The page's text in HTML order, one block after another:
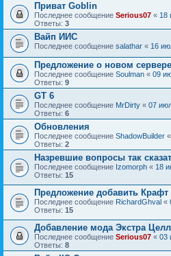
Приват Goblin
Последнее сообщение Serious07 « 18
Ответы: 3
Вайп ИИС
Последнее сообщение salathar « 16
Предложение о новом сервере
Последнее сообщение Soulman « 09
Ответы: 9
GT 6
Последнее сообщение MrDirty « 07
Ответы: 6
Обновления
Последнее сообщение ShadowBuilder «
Ответы: 2
Назревшие вопросы так
Последнее сообщение Izomorph « 18
Ответы: 15
Предложение добавить Крафт
Последнее сообщение RichardGhval «
Ответы: 15
Добавление мода Экстра
Последнее сообщение Serious07 « 03
Ответы: 8